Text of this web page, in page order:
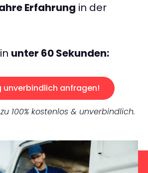
Erfahrung in der
unter 60 Sekunden:
unverbindlich anfragen!
100% kostenlos & unverbindlich.